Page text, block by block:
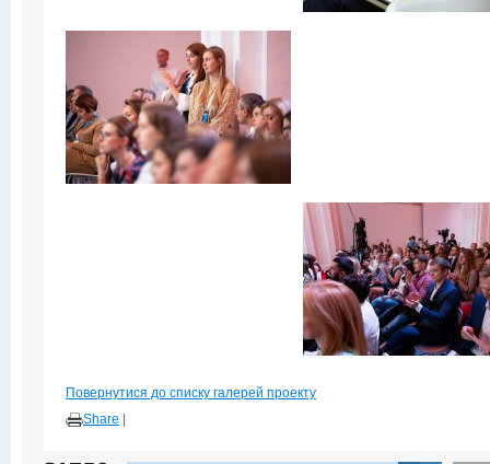
Повернутися до списку галерей проекту
Share